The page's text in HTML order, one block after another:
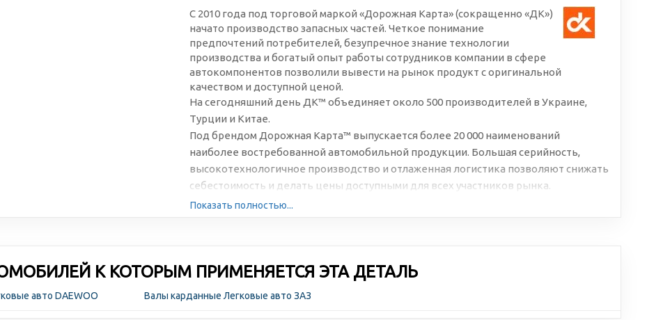
С 2010 года под торговой маркой «Дорожная Карта» (сокращенно «ДК»)
начато производство запасных частей. Четкое понимание
предпочтений потребителей, безупречное знание технологии
производства и богатый опыт работы сотрудников компании в сфере
автокомпонентов позволили вывести на рынок продукт с оригинальной
качеством и доступной ценой.
На сегодняшний день ДК™ объединяет около 500 производителей в Украине,
Турции и Китае.
Под брендом Дорожная Карта™ выпускается более 20 000 наименований
наиболее востребованной автомобильной продукции. Большая серийность,
высокотехнологичное производство и отлаженная логистика позволяют снижать
себестоимость и делать цены доступными для всех участников рынка.
Показать полностью...
К КОТОРЫМ ПРИМЕНЯЕТСЯ ЭТА ДЕТАЛЬ
авто DAEWOO Валы карданные Легковые авто ЗАЗ